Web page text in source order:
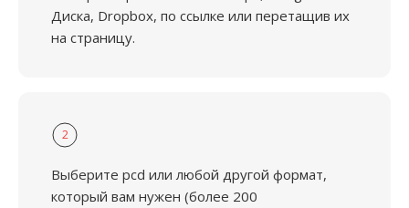
Диска, Dropbox, по ссылке или перетащив их
на страницу.
2
Выберите pcd или любой другой формат,
который вам нужен (более 200